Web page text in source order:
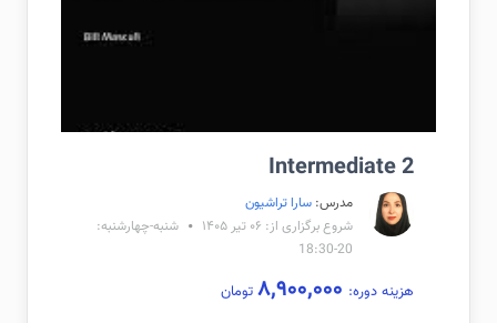
Intermediate 2
مدرس: سارا تراشیون
شروع برگزاری از: ۰۶ تیر ۱۴۰۵
شنبه-چهارشنبه:
20-18:30
هزینه دوره: تومان